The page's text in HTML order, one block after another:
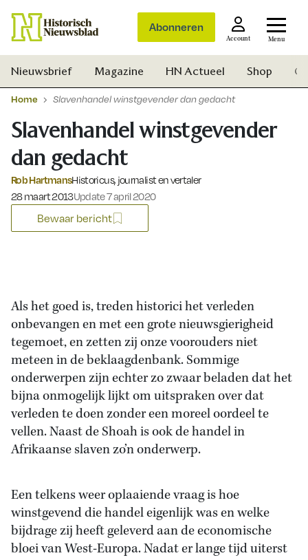
Abonneren
Account Menu
Nieuwsbrief Magazine HN Actueel Shop
Home Slavenhandel winstgevender dan gedacht
Slavenhandel winstgevender
dan gedacht
Rob HartmansHistoricus, journalist en vertaler
Gepubliceerd op:
28 maart 2013Update 7 april 2020
Bewaar bericht
Als het goed is, treden historici het verleden
onbevangen en met een grote nieuwsgierigheid
tegemoet, en zetten zij onze voorouders niet
meteen in de beklaagdenbank. Sommige
onderwerpen zijn echter zo zwaar beladen dat het
bijna onmogelijk lijkt om uitspraken over dat
verleden te doen zonder een moreel oordeel te
vellen. Naast de Shoah is ook de handel in
Afrikaanse slaven zo’n onderwerp.
Een telkens weer oplaaiende vraag is hoe
winstgevend die handel eigenlijk was en welke
bijdrage zij heeft geleverd aan de economische
bloei van West-Europa. Nadat er lange tijd uiterst